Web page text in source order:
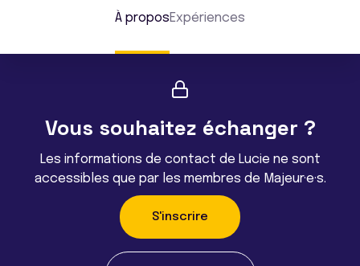
À proposExpériences
Vous souhaitez échanger ?
Les informations de contact de Lucie ne sont
accessibles que par les membres de Majeur·e·s.
S'inscrire